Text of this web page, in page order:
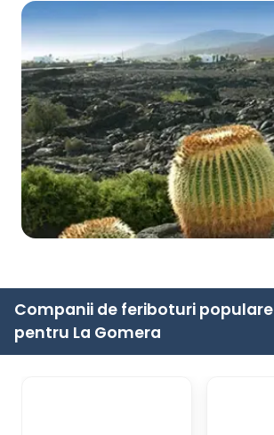
Companii de feriboturi populare
pentru La Gomera